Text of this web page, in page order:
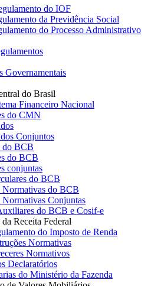
do IOF
da Previdência Social
do Processo Administrativo
Governamentais
do Brasil
Financeiro Nacional
do CMN
Conjuntos
do BCB
do BCB
conjuntas
do BCB
Normativas do BCB
Normativas Conjuntas
do BCB e Cosif-e
Receita Federal
do Imposto de Renda
Normativas
Normativos
Declaratórios
do Ministério da Fazenda